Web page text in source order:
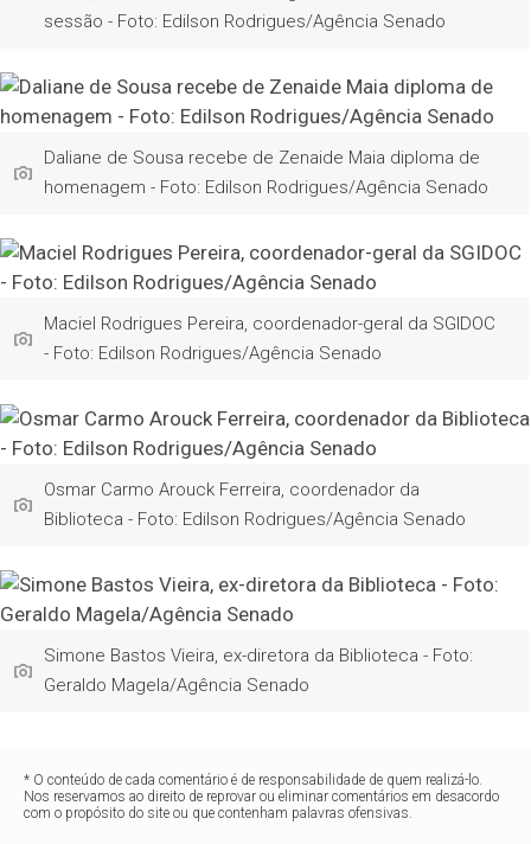
sessão - Foto: Edilson Rodrigues/Agência Senado
Daliane de Sousa recebe de Zenaide Maia diploma de
homenagem - Foto: Edilson Rodrigues/Agência Senado
Maciel Rodrigues Pereira, coordenador-geral da SGIDOC
- Foto: Edilson Rodrigues/Agência Senado
Osmar Carmo Arouck Ferreira, coordenador da
Biblioteca - Foto: Edilson Rodrigues/Agência Senado
Simone Bastos Vieira, ex-diretora da Biblioteca - Foto:
Geraldo Magela/Agência Senado
* O conteúdo de cada comentário é de responsabilidade de quem realizá-lo.
Nos reservamos ao direito de reprovar ou eliminar comentários em desacordo
com o propósito do site ou que contenham palavras ofensivas.